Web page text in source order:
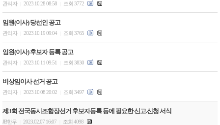
관리자 2023.10.28 08:58 조회 3772
임원(이사) 당선인 공고
관리자 2023.10.19 09:04 조회 3765
임원(이사) 후보자 등록 공고
관리자 2023.10.11 09:51 조회 3830
비상임이사 선거 공고
관리자 2023.10.08 20:02 조회 3497
제3회 전국동시조합장선거 후보자등록 등에 필요한 신고.신청 서식
JB한우 2023.02.07 16:07 조회 4098